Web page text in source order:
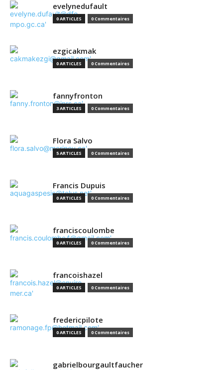
evelynedufault
0 ARTICLES 0 Commentaires
ezgicakmak
0 ARTICLES 0 Commentaires
fannyfronton
3 ARTICLES 0 Commentaires
Flora Salvo
5 ARTICLES 0 Commentaires
Francis Dupuis
0 ARTICLES 0 Commentaires
franciscoulombe
0 ARTICLES 0 Commentaires
francoishazel
0 ARTICLES 0 Commentaires
fredericpilote
0 ARTICLES 0 Commentaires
gabrielbourgaultfaucher